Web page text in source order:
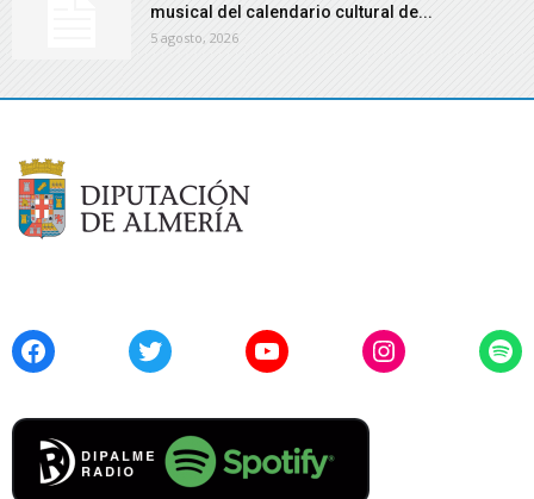
musical del calendario cultural de...
5 agosto, 2026
FacebookTwitter YouTubeInstagram